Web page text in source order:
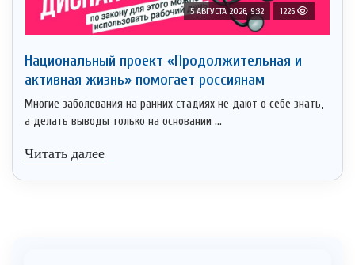
5 АВГУСТА 2026, 9:32 1226
Национальный проект «Продолжительная и
активная жизнь» помогает россиянам
Многие заболевания на ранних стадиях не дают о себе знать,
а делать выводы только на основании ...
Читать далее